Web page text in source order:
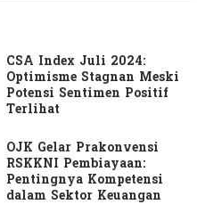
CSA Index Juli 2024:
Optimisme Stagnan Meski
Potensi Sentimen Positif
Terlihat
OJK Gelar Prakonvensi
RSKKNI Pembiayaan:
Pentingnya Kompetensi
dalam Sektor Keuangan